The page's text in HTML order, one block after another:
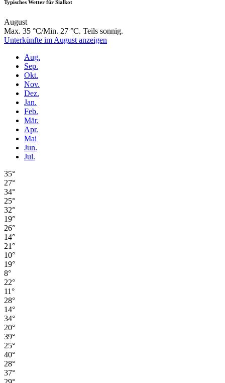
Typisches Wetter für Sialkot
August
Max. 35 °C/Min. 27 °C. Teils sonnig.
Unterkünfte im August anzeigen
Aug.
Sep.
Okt.
Nov.
Dez.
Jan.
Feb.
Mär.
Apr.
Mai
Jun.
Jul.
35°
27°
34°
25°
32°
19°
26°
14°
21°
10°
19°
8°
22°
11°
28°
14°
34°
20°
39°
25°
40°
28°
37°